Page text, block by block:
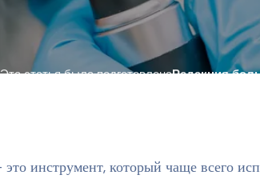
Эта статья была подготовленаРедакция
инструмент, который чаще всего